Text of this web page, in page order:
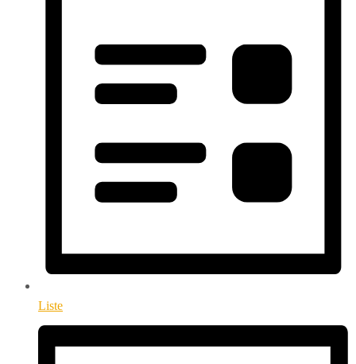
Liste